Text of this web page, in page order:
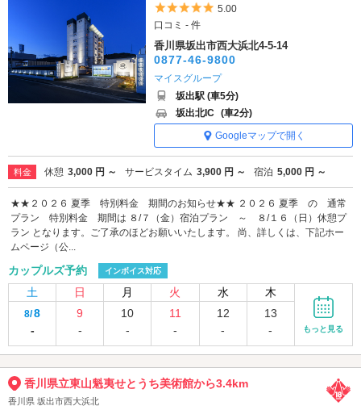
5つ星のうち5
5.00
口コミ - 件
香川県坂出市西大浜北4-5-14
0877-46-9800
マイスグループ
坂出駅 (車5分)
坂出北IC (車2分)
Googleマップで開く
料金 休憩 3,000 円 ～ サービスタイム 3,900 円 ～ 宿泊 5,000 円 ～
★★２０２６ 夏季 特別料金 期間のお知らせ★★ ２０２６ 夏季 の 通常
プラン 特別料金 期間は ８/７（金）宿泊プラン ～ ８/１６（日）休憩プ
ラン となります。ご了承のほどお願いいたします。 尚、詳しくは、下記ホー
ムページ（公...
カップルズ予約 インボイス対応
土 日 月 火 水 木
8/8
-
9
-
10
-
11
-
12
-
13
-
もっと見る
香川県立東山魁夷せとうち美術館から3.4km
香川県 坂出市西大浜北